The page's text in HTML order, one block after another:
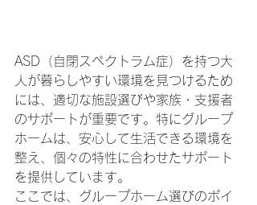
ASD（自閉スペクトラム症）を持つ大
人が暮らしやすい環境を見つけるため
には、適切な施設選びや家族・支援者
のサポートが重要です。特にグループ
ホームは、安心して生活できる環境を
整え、個々の特性に合わせたサポート
を提供しています。
ここでは、グループホーム選びのポイ